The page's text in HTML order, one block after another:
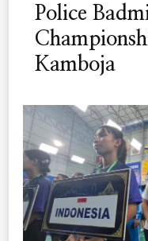
Police
Kamboja